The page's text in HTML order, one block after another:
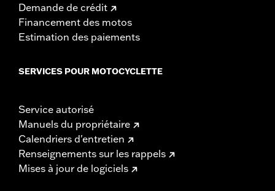
Demande de crédit
Financement des motos
Estimation des paiements
SERVICES POUR MOTOCYCLETTE
Service autorisé
Manuels du propriétaire
Calendriers d'entretien
Renseignements sur les rappels
Mises à jour de logiciels